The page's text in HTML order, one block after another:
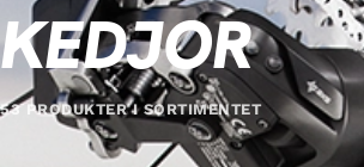
KEDJOR
53 PRODUKTER I SORTIMENTET